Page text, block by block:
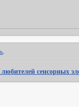
сенсорных